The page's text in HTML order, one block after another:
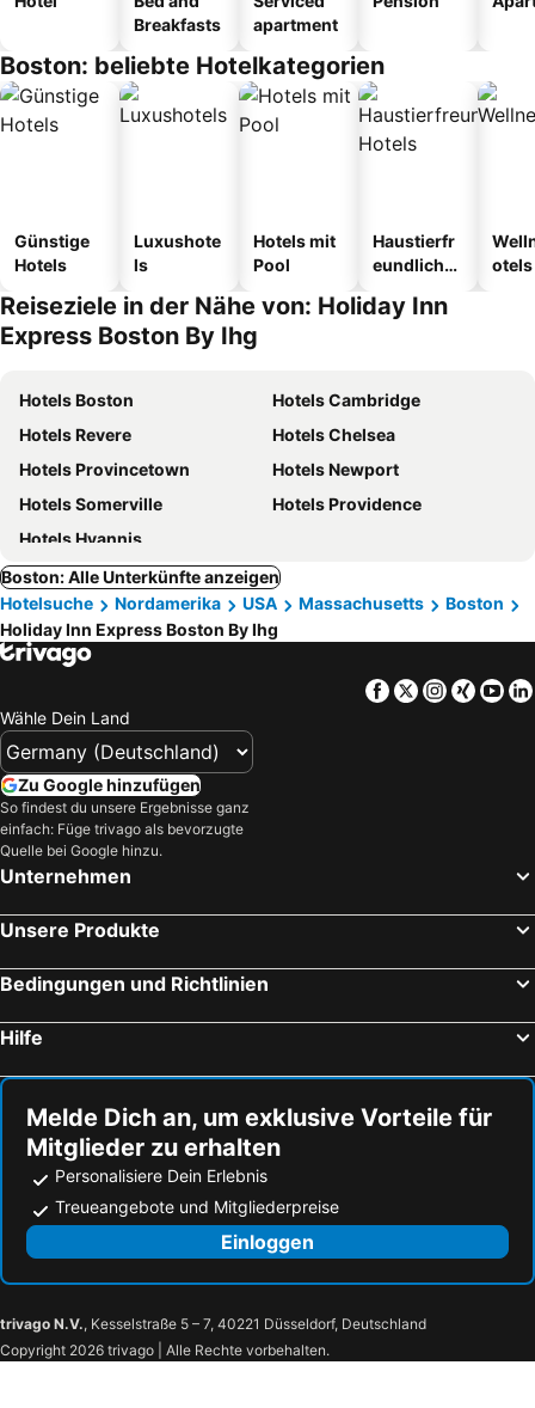
Breakfasts
apartment
Boston: beliebte Hotelkategorien
Günstige
Hotels
Luxushote
ls
Hotels mit
Pool
Haustierfr
eundliche
otels
Reiseziele in der Nähe von: Holiday Inn
Express Boston By Ihg
Hotels Boston
Hotels Cambridge
Hotels Revere
Hotels Chelsea
Hotels Provincetown
Hotels Newport
Hotels Somerville
Hotels Providence
Hotels Hyannis
Boston: Alle Unterkünfte anzeigen
Hotelsuche
Nordamerika USA Massachusetts
Boston
Holiday Inn Express Boston By Ihg
Facebook
TwitterXing
Wähle Dein Land
Zu Google hinzufügen
So findest du unsere Ergebnisse ganz
einfach: Füge trivago als bevorzugte
Quelle bei Google hinzu.
Unternehmen
Unsere Produkte
Bedingungen und Richtlinien
Hilfe
Melde Dich an, um exklusive Vorteile für
Mitglieder zu erhalten
Personalisiere Dein Erlebnis
Treueangebote und Mitgliederpreise
Einloggen
trivago N.V., Kesselstraße 5 – 7, 40221 Düsseldorf, Deutschland
Copyright 2026 trivago | Alle Rechte vorbehalten.